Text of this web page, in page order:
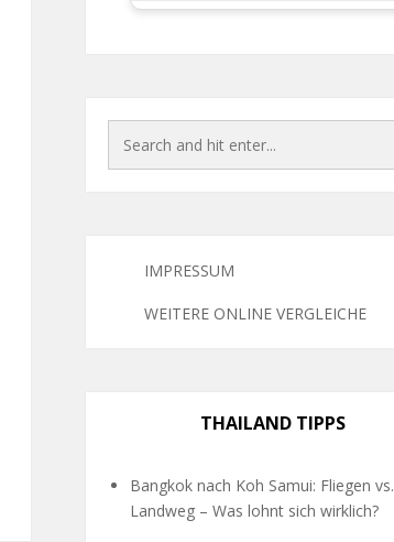
IMPRESSUM
WEITERE ONLINE VERGLEICHE
THAILAND TIPPS
Bangkok nach Koh Samui: Fliegen vs.
Landweg – Was lohnt sich wirklich?